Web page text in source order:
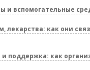
и вспомогательные
лекарства: как они
поддержка: как